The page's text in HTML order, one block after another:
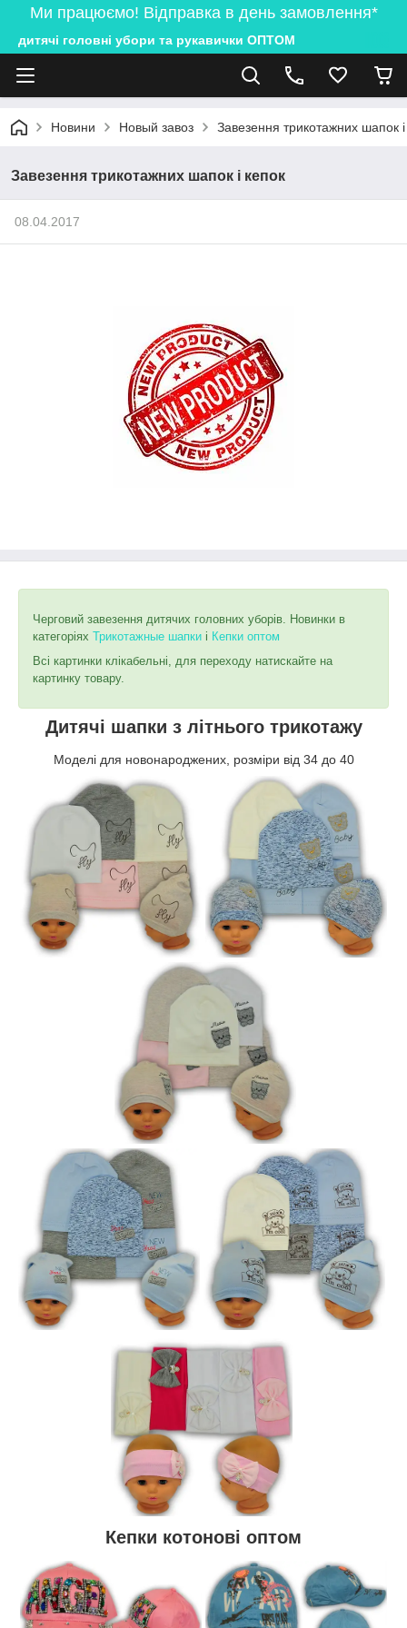
Ми працюємо! Відправка в день замовлення*
дитячі головні убори та рукавички ОПТОМ
Новини Новый завоз Завезення трикотажних шапок
Завезення трикотажних шапок і кепок
08.04.2017
Черговий завезення дитячих головних уборів. Новинки в
категоріях Трикотажные шапки і Кепки оптом
Всі картинки клікабельні, для переходу натискайте на
картинку товару.
Дитячі шапки з літнього трикотажу
Моделі для новонароджених, розміри від 34 до 40
Кепки котонові оптом